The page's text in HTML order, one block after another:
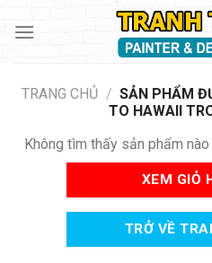
TRANG CHỦ / SẢN PHẨM
TO HAWAII
Không tìm thấy sản phẩm
XEM GIỎ
TRỞ VỀ